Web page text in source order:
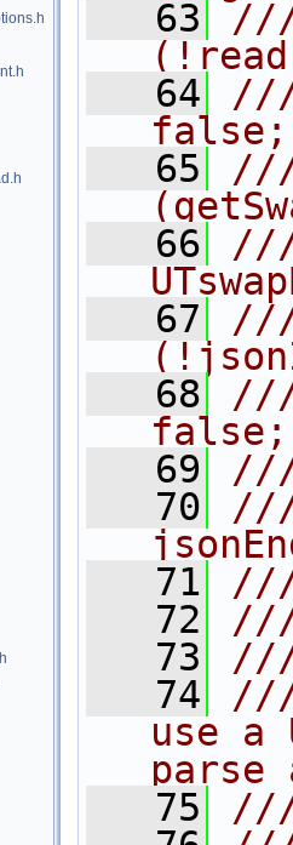
   63
   64
false;
   65
   66
   67
   68
false;
   69
   70
   71
   72
///
   73
   74
///
use a
parse
   75
///